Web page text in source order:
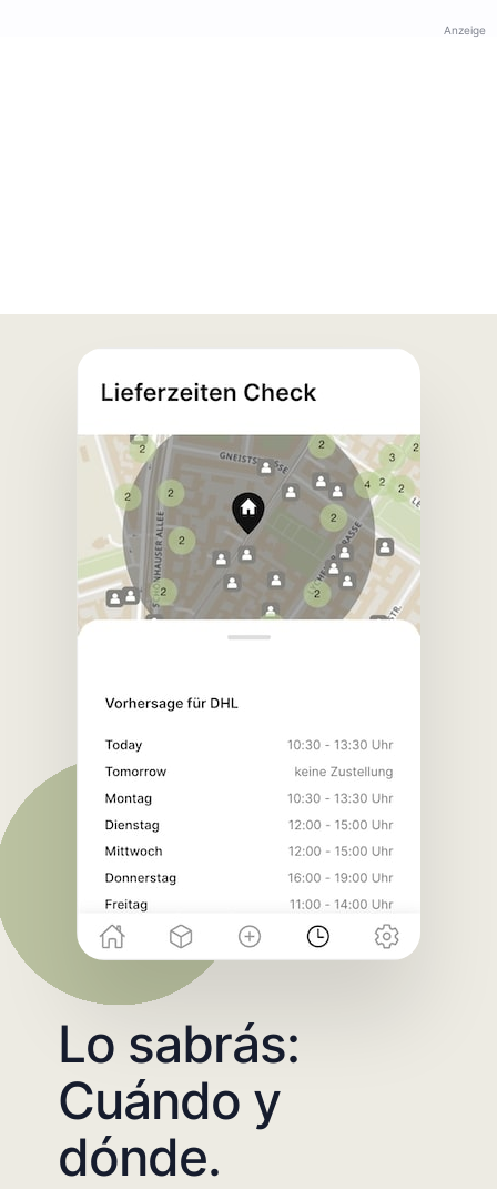
Anzeige
Lo sabrás:
Cuándo y
dónde.